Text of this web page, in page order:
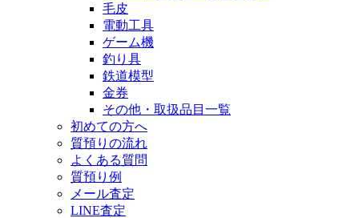
毛皮
電動工具
ゲーム機
釣り具
鉄道模型
金券
その他・取扱品目一覧
初めての方へ
質預りの流れ
よくある質問
質預り例
メール査定
LINE査定